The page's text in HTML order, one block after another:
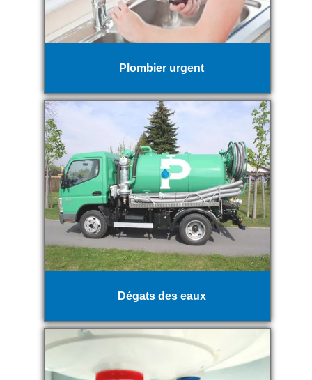
Plombier urgent
Dégats des eaux